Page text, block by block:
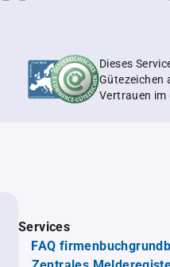
Dieses
Gütezeichen
Vertrauen im
Services
FAQ